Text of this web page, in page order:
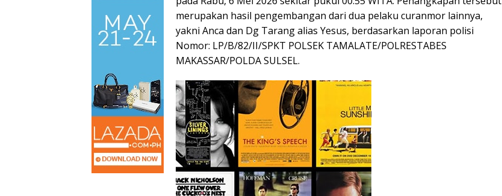
merupakan hasil pengembangan dari dua pelaku curanmor lainnya,
yakni Anca dan Dg Tarang alias Yesus, berdasarkan laporan polisi
Nomor: LP/B/82/II/SPKT POLSEK TAMALATE/POLRESTABES
MAKASSAR/POLDA SULSEL.